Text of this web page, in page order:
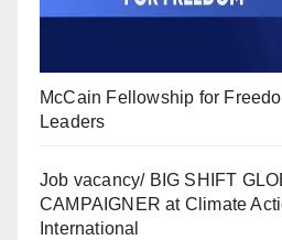
McCain Fellowship for
Leaders
Job vacancy/ BIG SHIFT
CAMPAIGNER at Climate
International